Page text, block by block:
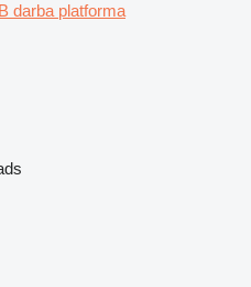
darba platforma